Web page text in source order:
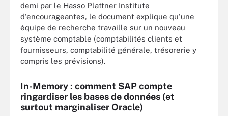
demi par le Hasso Plattner Institute
d'encourageantes, le document explique qu'une
équipe de recherche travaille sur un nouveau
système comptable (comptabilités clients et
fournisseurs, comptabilité générale, trésorerie y
compris les prévisions).
In-Memory : comment SAP compte
ringardiser les bases de données (et
surtout marginaliser Oracle)